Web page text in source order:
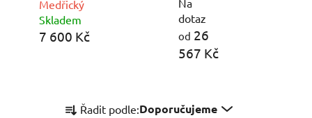
Medřický
Skladem
7 600 Kč
Na
dotaz
od 26
567 Kč
Řadit podle:Doporučujeme